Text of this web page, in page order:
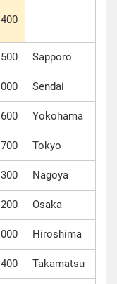
Sapporo
Sendai
Yokohama
Tokyo
Nagoya
Osaka
Hiroshima
Takamatsu